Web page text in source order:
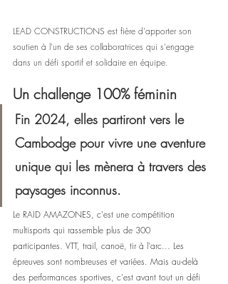
LEAD CONSTRUCTIONS est fière d'apporter son
soutien à l'un de ses collaboratrices qui s'engage
dans un défi sportif et solidaire en équipe.
Un challenge 100% féminin
Fin 2024, elles partiront vers le
Cambodge pour vivre une aventure
unique qui les mènera à travers des
paysages inconnus.
Le RAID AMAZONES, c'est une compétition
multisports qui rassemble plus de 300
participantes. VTT, trail, canoë, tir à l'arc... Les
épreuves sont nombreuses et variées. Mais au-delà
des performances sportives, c'est avant tout un défi